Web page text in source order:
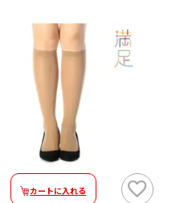
カートに入れる